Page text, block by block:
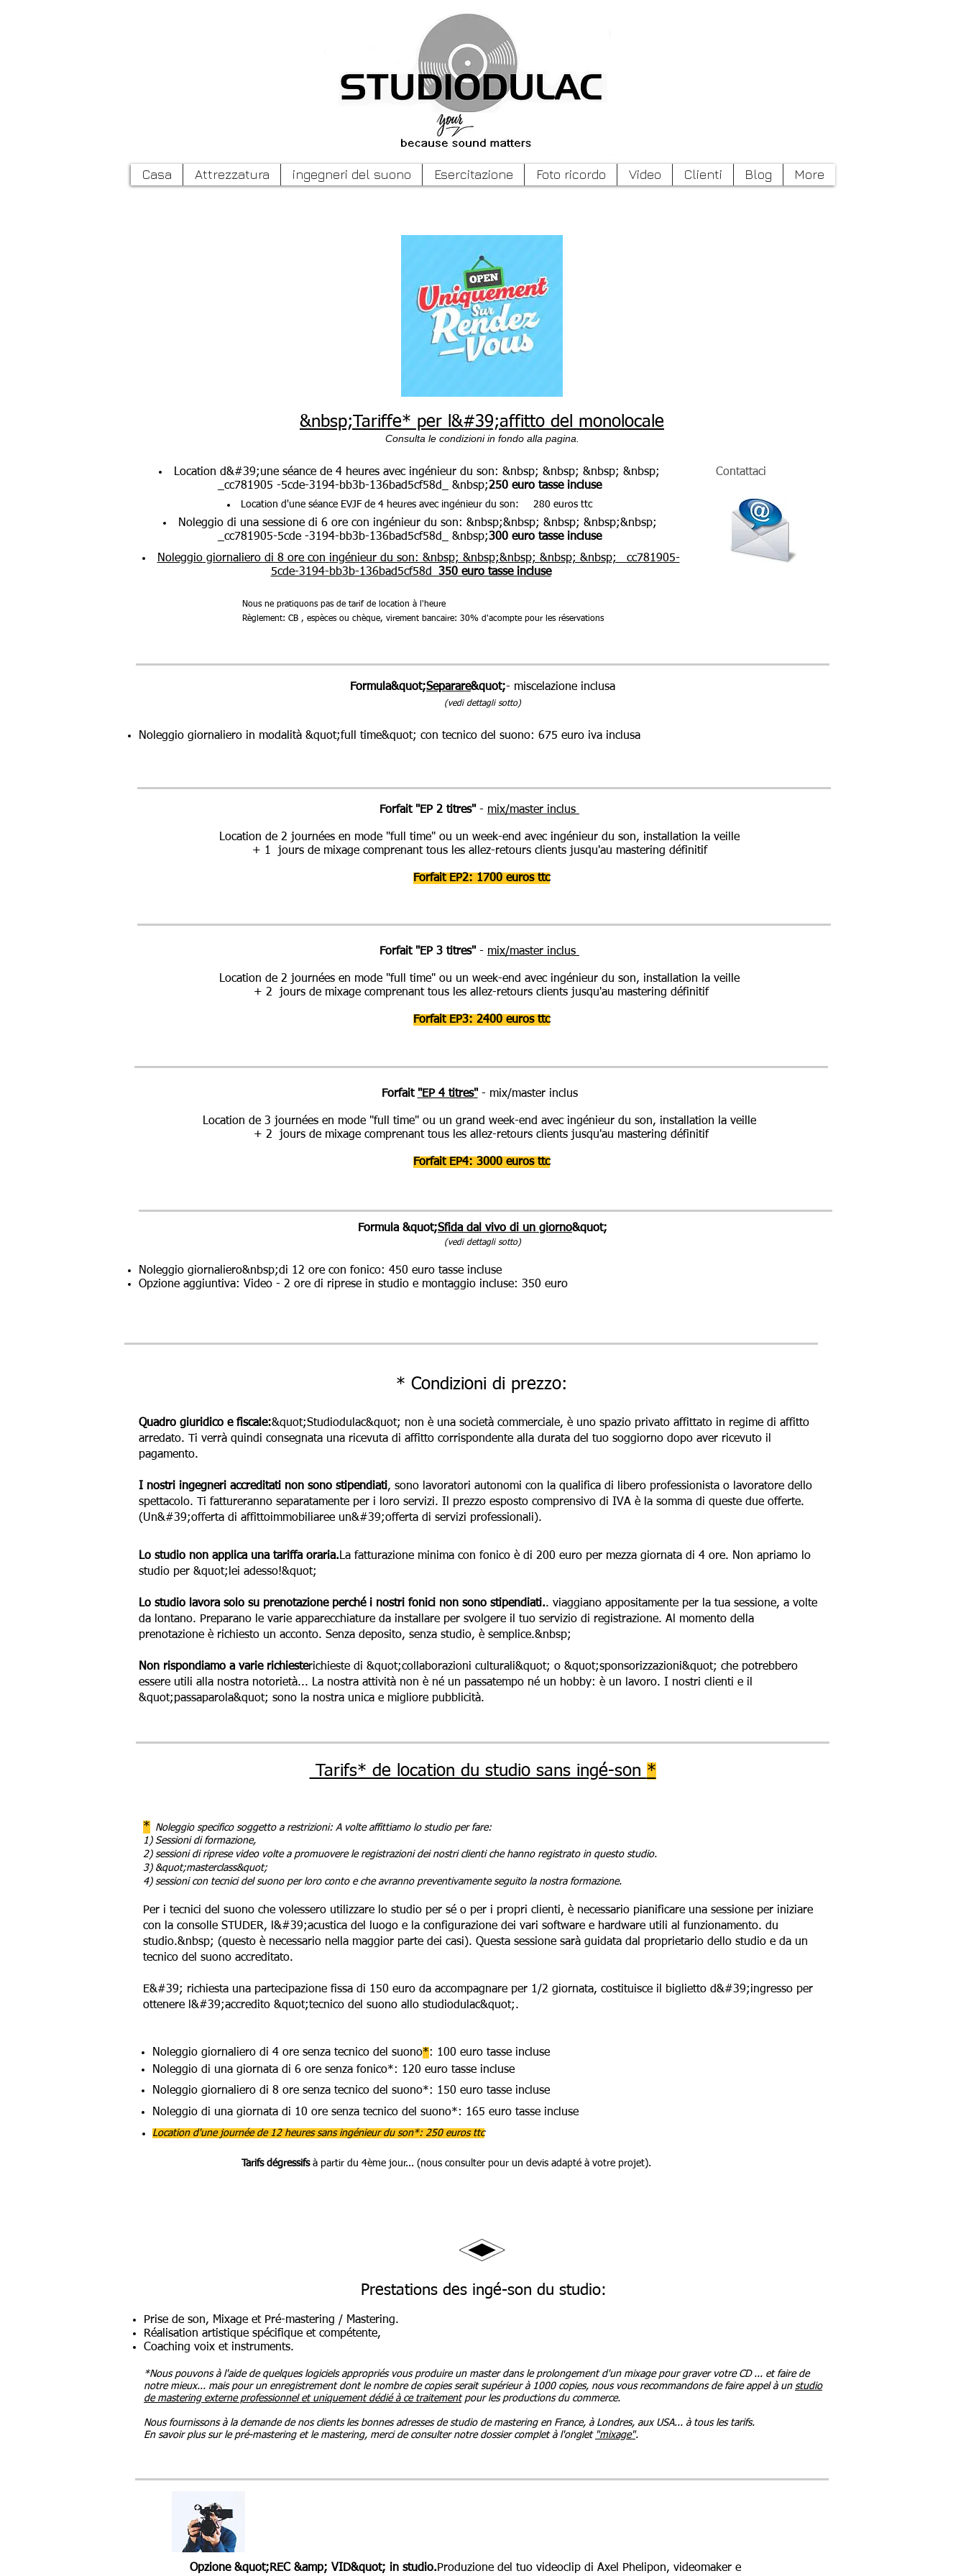
Casa Attrezzatura ingegneri del suono Esercitazione Foto ricordo Video Clienti Blog More
&nbsp;Tariffe* per l&#39;affitto del monolocale
Consulta le condizioni in fondo alla pagina.
Location d&#39;une séance de 4 heures avec ingénieur du son: &nbsp; &nbsp; &nbsp; &nbsp;
_cc781905 -5cde-3194-bb3b-136bad5cf58d_ &nbsp;250 euro tasse incluse
Location d'une séance EVJF de 4 heures avec ingénieur du son: 280 euros ttc
Noleggio di una sessione di 6 ore con ingénieur du son: &nbsp;&nbsp; &nbsp; &nbsp;&nbsp;
_cc781905-5cde -3194-bb3b-136bad5cf58d_ &nbsp;300 euro tasse incluse
Noleggio giornaliero di 8 ore con ingénieur du son: &nbsp; &nbsp;&nbsp; &nbsp; &nbsp; _cc781905-
5cde-3194-bb3b-136bad5cf58d_ 350 euro tasse incluse
Contattaci
Nous ne pratiquons pas de tarif de location à l'heure
Règlement: CB , espèces ou chèque, virement bancaire: 30% d'acompte pour les réservations
Formula&quot;Separare&quot;- miscelazione inclusa
(vedi dettagli sotto)
Noleggio giornaliero in modalità &quot;full time&quot; con tecnico del suono: 675 euro iva inclusa
Forfait "EP 2 titres" - mix/master inclus
Location de 2 journées en mode "full time" ou un week-end avec ingénieur du son, installation la veille
+ 1 jours de mixage comprenant tous les allez-retours clients jusqu'au mastering définitif
Forfait EP2: 1700 euros ttc
Forfait "EP 3 titres" - mix/master inclus
Location de 2 journées en mode "full time" ou un week-end avec ingénieur du son, installation la veille
+ 2 jours de mixage comprenant tous les allez-retours clients jusqu'au mastering définitif
Forfait EP3: 2400 euros ttc
Forfait "EP 4 titres"- mix/master inclus
Location de 3 journées en mode "full time" ou un grand week-end avec ingénieur du son, installation la veille
+ 2 jours de mixage comprenant tous les allez-retours clients jusqu'au mastering définitif
Forfait EP4: 3000 euros ttc
Formula &quot;Sfida dal vivo di un giorno&quot;
(vedi dettagli sotto)
Noleggio giornaliero&nbsp;di 12 ore con fonico: 450 euro tasse incluse
Opzione aggiuntiva: Video - 2 ore di riprese in studio e montaggio incluse: 350 euro
* Condizioni di prezzo:
Quadro giuridico e fiscale:&quot;Studiodulac&quot; non è una società commerciale, è uno spazio privato affittato in regime di affitto
arredato. Ti verrà quindi consegnata una ricevuta di affitto corrispondente alla durata del tuo soggiorno dopo aver ricevuto il
pagamento.
I nostri ingegneri accreditati non sono stipendiati, sono lavoratori autonomi con la qualifica di libero professionista o lavoratore dello
spettacolo. Ti fattureranno separatamente per i loro servizi. Il prezzo esposto comprensivo di IVA è la somma di queste due offerte.
(Un&#39;offerta di affittoimmobiliaree un&#39;offerta di servizi professionali).
Lo studio non applica una tariffa oraria.La fatturazione minima con fonico è di 200 euro per mezza giornata di 4 ore. Non apriamo lo
studio per &quot;lei adesso!&quot;
Lo studio lavora solo su prenotazione perché i nostri fonici non sono stipendiati.. viaggiano appositamente per la tua sessione, a volte
da lontano. Preparano le varie apparecchiature da installare per svolgere il tuo servizio di registrazione. Al momento della
prenotazione è richiesto un acconto. Senza deposito, senza studio, è semplice.&nbsp;
Non rispondiamo a varie richiesterichieste di &quot;collaborazioni culturali&quot; o &quot;sponsorizzazioni&quot; che potrebbero
essere utili alla nostra notorietà... La nostra attività non è né un passatempo né un hobby: è un lavoro. I nostri clienti e il
&quot;passaparola&quot; sono la nostra unica e migliore pubblicità.
Tarifs* de location du studio sans ingé-son *
*
Noleggio specifico soggetto a restrizioni: A volte affittiamo lo studio per fare:
1) Sessioni di formazione,
2) sessioni di riprese video volte a promuovere le registrazioni dei nostri clienti che hanno registrato in questo studio.
3) &quot;masterclass&quot;
4) sessioni con tecnici del suono per loro conto e che avranno preventivamente seguito la nostra formazione.
Per i tecnici del suono che volessero utilizzare lo studio per sé o per i propri clienti, è necessario pianificare una sessione per iniziare
con la consolle STUDER, l&#39;acustica del luogo e la configurazione dei vari software e hardware utili al funzionamento. du
studio.&nbsp; (questo è necessario nella maggior parte dei casi). Questa sessione sarà guidata dal proprietario dello studio e da un
tecnico del suono accreditato.
E&#39; richiesta una partecipazione fissa di 150 euro da accompagnare per 1/2 giornata, costituisce il biglietto d&#39;ingresso per
ottenere l&#39;accredito &quot;tecnico del suono allo studiodulac&quot;.
Noleggio giornaliero di 4 ore senza tecnico del suono*: 100 euro tasse incluse
Noleggio di una giornata di 6 ore senza fonico*: 120 euro tasse incluse
Noleggio giornaliero di 8 ore senza tecnico del suono*: 150 euro tasse incluse
Noleggio di una giornata di 10 ore senza tecnico del suono*: 165 euro tasse incluse
Location d'une journée de 12 heures sans ingénieur du son*: 250 euros ttc
Tarifs dégressifsà partir du 4ème jour... (nous consulter pour un devis adapté à votre projet).
Prestations des ingé-son du studio:
Prise de son, Mixage et Pré-mastering / Mastering.
Réalisation artistique spécifique et compétente,
Coaching voix et instruments.
*Nous pouvons à l'aide de quelques logiciels appropriés vous produire un master dans le prolongement d'un mixage pour graver votre CD ... et faire de
notre mieux... mais pour un enregistrement dont le nombre de copies serait supérieur à 1000 copies, nous vous recommandons de faire appel à un studio
de mastering externe professionnel et uniquement dédié à ce traitementpour les productions du commerce.
Nous fournissons à la demande de nos clients les bonnes adresses de studio de mastering en France, à Londres, aux USA... à tous les tarifs.
En savoir plus sur le pré-mastering et le mastering, merci de consulter notre dossier complet à l'onglet "mixage".
Opzione &quot;REC &amp; VID&quot; in studio.Produzione del tuo videoclip di Axel Phelipon, videomaker e